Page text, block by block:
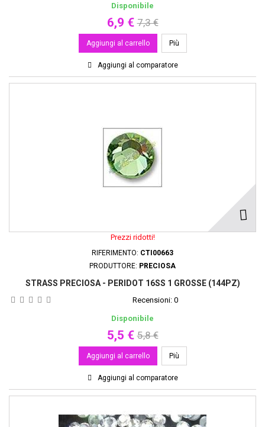
Disponibile
6,9 € 7,3 €
Aggiungi al carrello Più
Aggiungi al comparatore
Prezzi ridotti!
RIFERIMENTO: CTI00663
PRODUTTORE: PRECIOSA
STRASS PRECIOSA - PERIDOT 16SS 1 GROSSE (144PZ)
Recensioni: 0
Disponibile
5,5 € 5,8 €
Aggiungi al carrello Più
Aggiungi al comparatore